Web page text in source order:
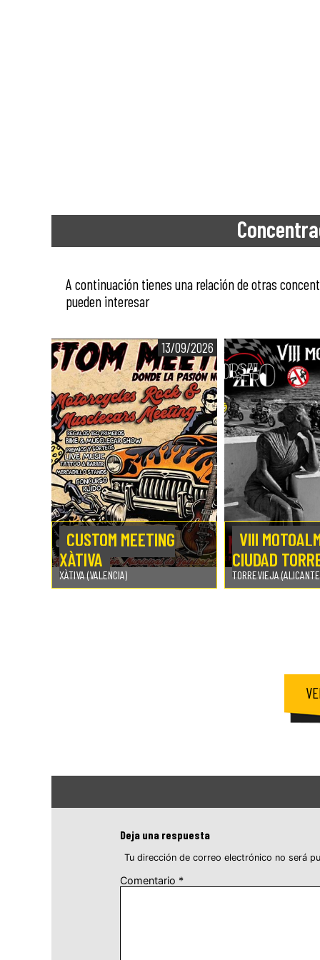
A continuación tienes una relación de otras
pueden interesar
CUSTOM MEETING
XÀTIVA
XÀTIVA (VALENCIA)
13/09/2026
VIII
CIUDAD
TORREVIEJA
Deja una respuesta
Tu dirección de correo electrónico no será
Comentario *